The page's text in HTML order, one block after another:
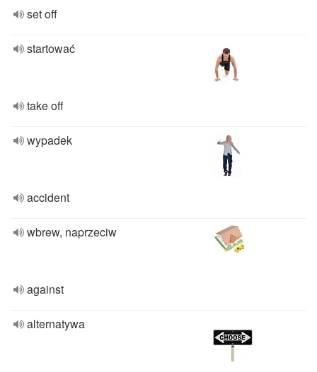
set off
startować
take off
wypadek
accident
wbrew, naprzeciw
against
alternatywa